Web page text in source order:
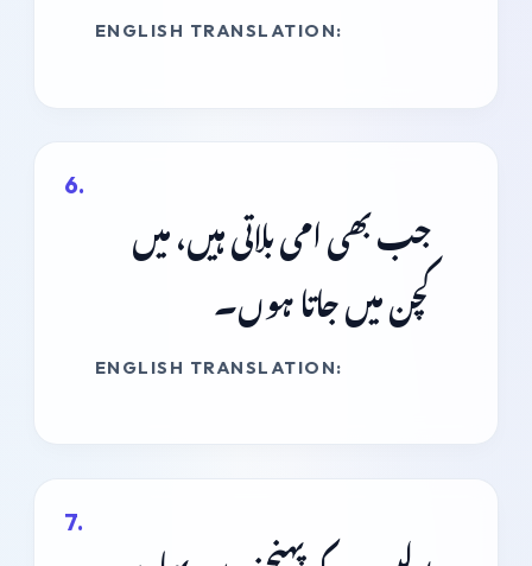
ENGLISH TRANSLATION:
جب بھی امی بلاتی ہیں، میں
کچن میں جاتا ہوں۔
ENGLISH TRANSLATION: